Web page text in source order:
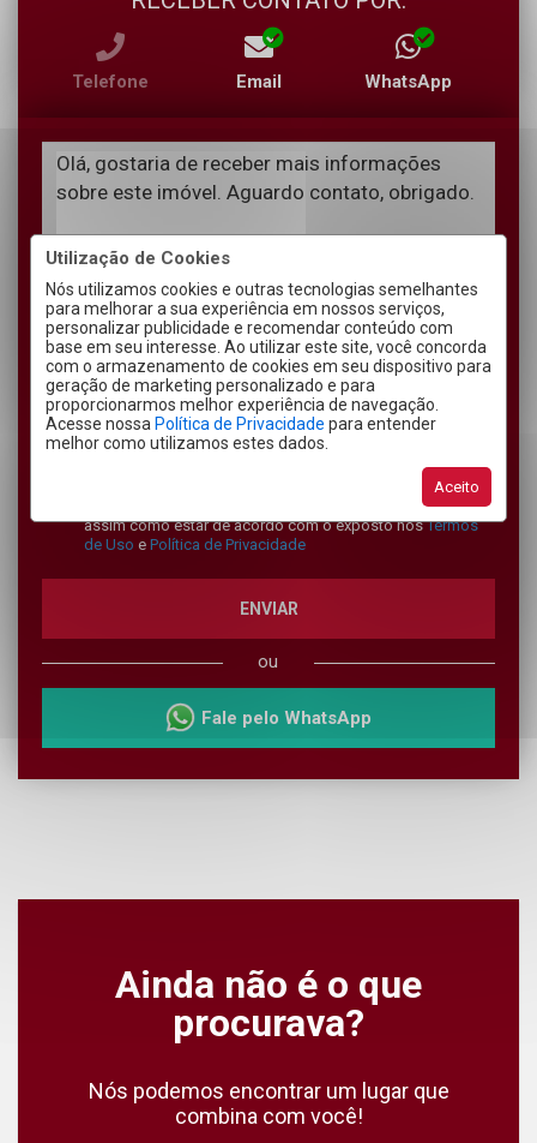
Utilização de Cookies
Nós utilizamos cookies e outras tecnologias semelhantes
para melhorar a sua experiência em nossos serviços,
personalizar publicidade e recomendar conteúdo com
base em seu interesse. Ao utilizar este site, você concorda
com o armazenamento de cookies em seu dispositivo para
geração de marketing personalizado e para
proporcionarmos melhor experiência de navegação.
Acesse nossa Política de Privacidade para entender
melhor como utilizamos estes dados.
Aceito
Telefone Email WhatsApp
Declaro estar ciente que a ação de envio deste formulário
permite que eu seja contatado pela Imobiliária Sefrin,
assim como estar de acordo com o exposto nosTermos
de Uso e Política de Privacidade
ENVIAR
ou
Fale pelo WhatsApp
Ainda não é o que
procurava?
Nós podemos encontrar um lugar que
combina com você!